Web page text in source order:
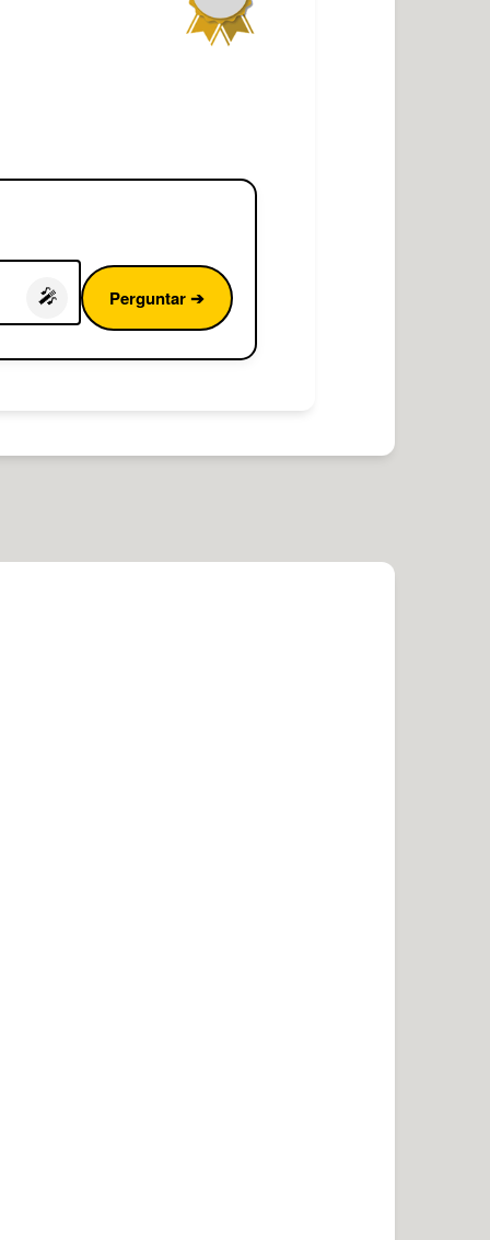
🎤 Perguntar ➔